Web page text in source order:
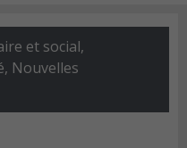
et social,
, Nouvelles